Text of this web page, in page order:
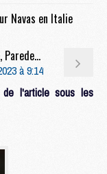
Navas en Italie
Mercato : Excité par l’arrivée de Luis Enrique, Paredes voit le PSG comme « sa première option »
à 9:14
de l'article sous les